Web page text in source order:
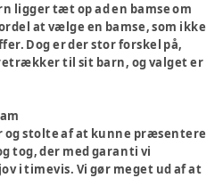
ligger tæt op ad en bamse om
at vælge en bamse, som ikke
Dog er der stor forskel på,
til sit barn, og valget er
og stolte af at kunne præsentere
tog, der med garanti vi
i timevis. Vi gør meget ud af at